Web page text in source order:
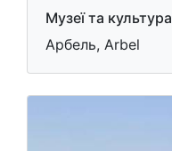
Музеї та культура
Арбель, Arbel